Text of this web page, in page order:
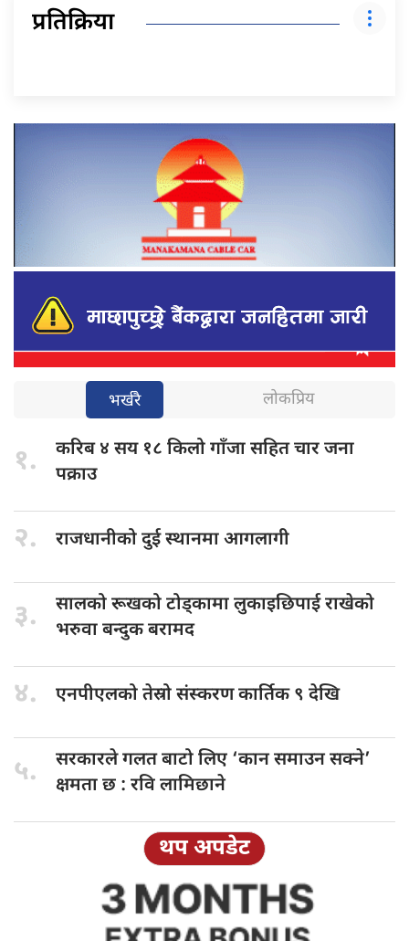
प्रतिक्रिया
भर्खरै लोकप्रिय
१. करिब ४ सय १८ किलो गाँजा सहित चार जना
पक्राउ
२. राजधानीको दुईस्थानमा आगलागी
३. सालको रूखकोटोड्कामा लुकाइछिपाई राखेको
भरुवा बन्दुक बरामद
४. एनपीएलको तेस्रोसंस्करण कार्तिक ९ देखि
५. सरकारले गलतबाटो लिए ‘कान समाउन सक्ने’
क्षमता छ : रवि लामिछाने
थप अपडेट